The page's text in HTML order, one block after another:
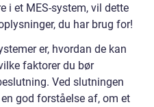
i et MES-system, vil dette
du har brug for!
er, hvordan de kan
faktorer du bør
Ved slutningen
god forståelse af, om et